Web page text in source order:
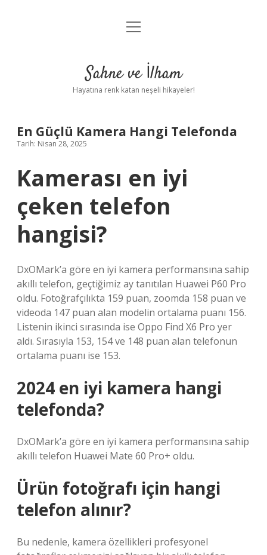
Anasayfa
Yasal Uyarı
menüyü
Sahne ve İlham
Hayatına renk katan neşeli hikayeler!
En Güçlü Kamera Hangi Telefonda
Tarih: Nisan 28, 2025
Kamerası en iyi
çeken telefon
hangisi?
DxOMark’a göre en iyi kamera performansına sahip
akıllı telefon, geçtiğimiz ay tanıtılan Huawei P60 Pro
oldu. Fotoğrafçılıkta 159 puan, zoomda 158 puan ve
videoda 147 puan alan modelin ortalama puanı 156.
Listenin ikinci sırasında ise Oppo Find X6 Pro yer
aldı. Sırasıyla 153, 154 ve 148 puan alan telefonun
ortalama puanı ise 153.
2024 en iyi kamera hangi
telefonda?
DxOMark’a göre en iyi kamera performansına sahip
akıllı telefon Huawei Mate 60 Pro+ oldu.
Ürün fotoğrafı için hangi
telefon alınır?
Bu nedenle, kamera özellikleri profesyonel